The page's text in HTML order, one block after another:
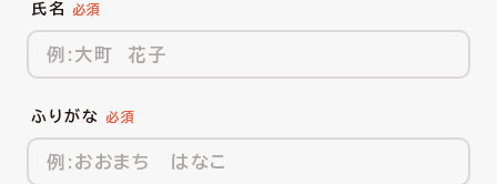
氏名
ふりがな